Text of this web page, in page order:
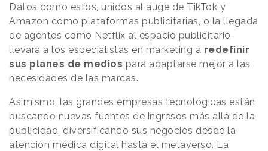
Datos como estos, unidos al auge de TikTok y
Amazon como plataformas publicitarias, o la llegada
de agentes como Netflix al espacio publicitario,
llevará a los especialistas en marketing a redefinir
sus planes de medios para adaptarse mejor a las
necesidades de las marcas.
Asimismo, las grandes empresas tecnológicas están
buscando nuevas fuentes de ingresos más allá de la
publicidad, diversificando sus negocios desde la
atención médica digital hasta el metaverso. La